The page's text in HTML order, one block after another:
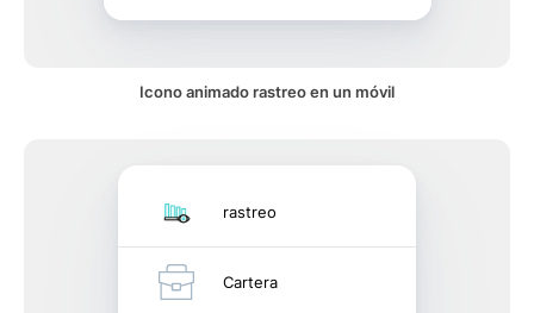
Icono animado rastreo en un móvil
rastreo
Cartera